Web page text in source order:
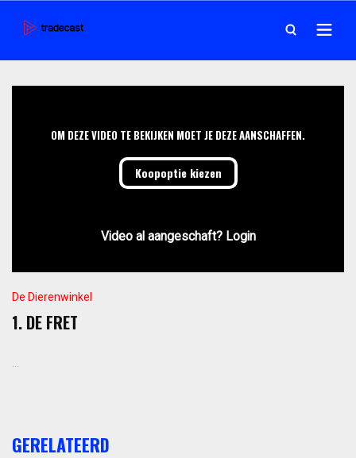
OM DEZE VIDEO TE BEKIJKEN MOET JE DEZE AANSCHAFFEN.
Koopoptie kiezen
Video al aangeschaft? Login
De Dierenwinkel
1. DE FRET
...
GERELATEERD